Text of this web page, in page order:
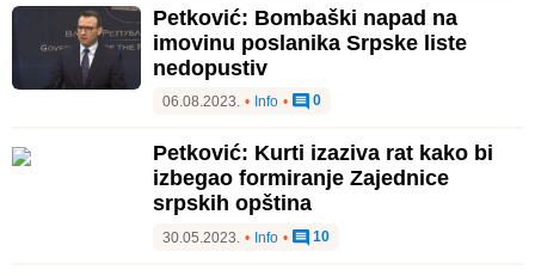
Petković: Bombaški napad na
imovinu poslanika Srpske liste
nedopustiv
06.08.2023. • Info • 0
Petković: Kurti izaziva rat kako bi
izbegao formiranje Zajednice
srpskih opština
30.05.2023. • Info • 10